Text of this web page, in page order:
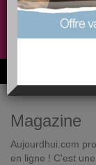
6M de
Magazine
Aujourdhui.com
en ligne ! C'est